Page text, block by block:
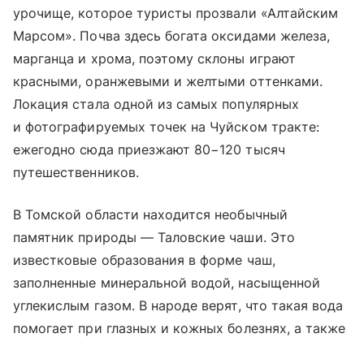
урочище, которое туристы прозвали «Алтайским
Марсом». Почва здесь богата оксидами железа,
марганца и хрома, поэтому склоны играют
красными, оранжевыми и желтыми оттенками.
Локация стала одной из самых популярных
и фотографируемых точек на Чуйском тракте:
ежегодно сюда приезжают 80−120 тысяч
путешественников.
В Томской области находится необычный
памятник природы — Таловские чаши. Это
известковые образования в форме чаш,
заполненные минеральной водой, насыщенной
углекислым газом. В народе верят, что такая вода
помогает при глазных и кожных болезнях, а также